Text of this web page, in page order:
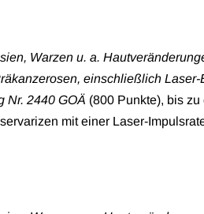
Warzen u. a.
einschließlich Laser-
Nr. 2440 GOÄ (800 Punkte), bis
mit einer Laser-